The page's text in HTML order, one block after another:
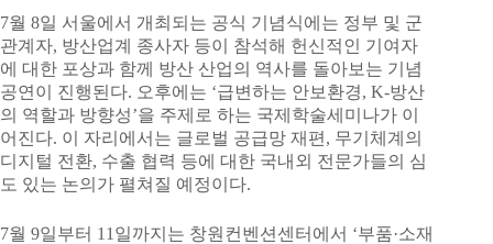
7월 8일 서울에서 개최되는 공식 기념식에는 정부 및 군
관계자, 방산업계 종사자 등이 참석해 헌신적인 기여자
에 대한 포상과 함께 방산 산업의 역사를 돌아보는 기념
공연이 진행된다. 오후에는 ‘급변하는 안보환경, K-방산
의 역할과 방향성’을 주제로 하는 국제학술세미나가 이
어진다. 이 자리에서는 글로벌 공급망 재편, 무기체계의
디지털 전환, 수출 협력 등에 대한 국내외 전문가들의 심
도 있는 논의가 펼쳐질 예정이다.
7월 9일부터 11일까지는 창원컨벤션센터에서 ‘부품·소재